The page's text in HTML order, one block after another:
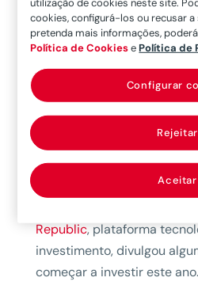
oportunidades únicas:
MAPFRE INVESTIMENTO
PPR UP
PPR GARANTIDO
MAPFRE MILHÃO VIDA
Republic, plataforma
investimento, divulgou
começar a investir este ano.
cookies, configurá-los ou recusar a
pretenda mais informações,
Política de CookiesePolítica de
Rejeitar
Aceitar
Configurar